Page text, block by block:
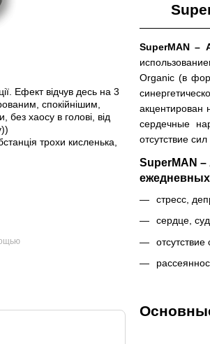
Ефект відчув десь на 3
спокійнішим,
хаосу в голові, від
трохи кисленька,
SuperMAN –
Organic (в
акцентирован
сердечные
отсутствие
SuperMAN
стресс,
сердце,
отсутствие